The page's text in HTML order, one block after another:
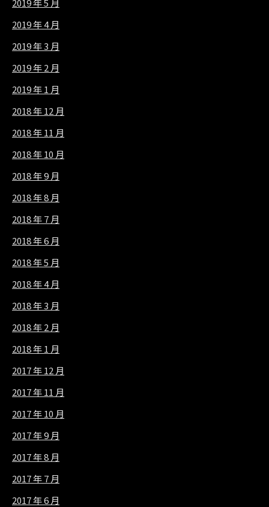
2019 年 4 月
2019 年 3 月
2019 年 2 月
2019 年 1 月
2018 年 12 月
2018 年 11 月
2018 年 10 月
2018 年 9 月
2018 年 8 月
2018 年 7 月
2018 年 6 月
2018 年 5 月
2018 年 4 月
2018 年 3 月
2018 年 2 月
2018 年 1 月
2017 年 12 月
2017 年 11 月
2017 年 10 月
2017 年 9 月
2017 年 8 月
2017 年 7 月
2017 年 6 月